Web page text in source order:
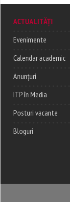
ACTUALITĂȚI
Evenimente
Calendar academic
Anunțuri
ITP în Media
Posturi vacante
Bloguri